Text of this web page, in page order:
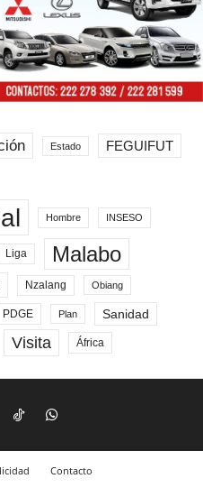
Estado FEGUIFUT
Hombre INSESO
Liga Malabo
Nzalang Obiang
PDGE Plan Sanidad
Visita África
Contacto